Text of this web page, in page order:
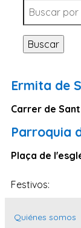
Navarra
Valladolid
Sevilla
Santa
Cantabria
Islas
Las Palmas
Toledo
Buscar
Ermita de
Carrer de
Parroquia
Plaça de
Festivos:
Quiénes somos